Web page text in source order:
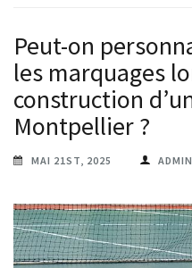
Peut-on
les marquages
construction
Montpellier ?
MAI 21ST, 2025 ADMIN